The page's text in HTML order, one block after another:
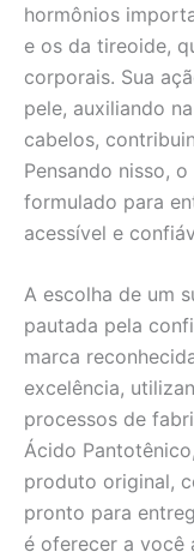
hormônios
e os da tireoide,
corporais. Sua
pele, auxiliando
cabelos,
Pensando nisso,
formulado para
acessível e
A escolha de um
pautada pela
marca
excelência,
processos de
Ácido
produto original,
pronto para
é oferecer a você